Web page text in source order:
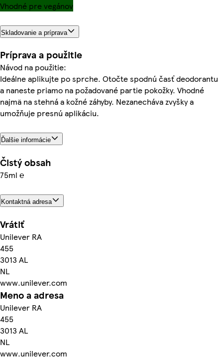
Vhodné pre vegánov
Skladovanie a príprava
Príprava a použitie
Návod na použitie:
Ideálne aplikujte po sprche. Otočte spodnú časť deodorantu
a naneste priamo na požadované partie pokožky. Vhodné
najmä na stehná a kožné záhyby. Nezanecháva zvyšky a
umožňuje presnú aplikáciu.
Ďalšie informácie
Čistý obsah
75ml ℮
Kontaktná adresa
Vrátiť
Unilever RA
455
3013 AL
NL
www.unilever.com
Meno a adresa
Unilever RA
455
3013 AL
NL
www.unilever.com